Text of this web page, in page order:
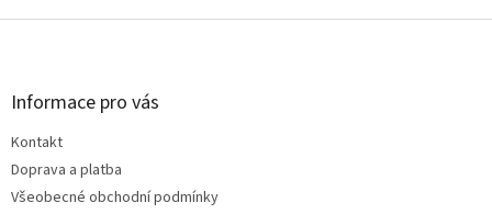
Z
Informace pro vás
Kontakt
Doprava a platba
Všeobecné obchodní podmínky